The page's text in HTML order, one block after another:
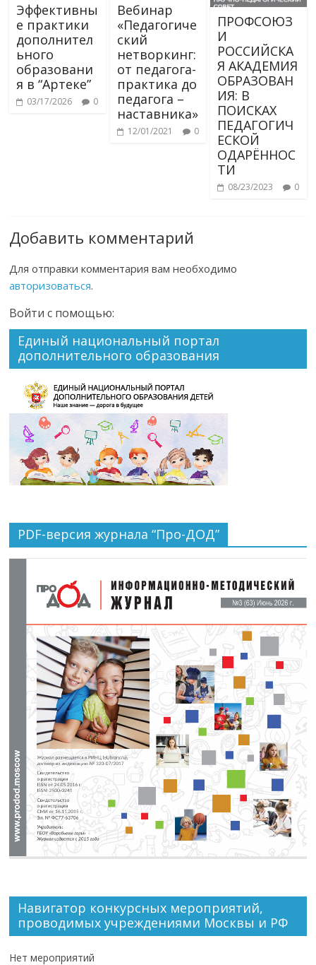
Эффективны
е практики
дополнител
ьного
образовани
я в “Артеке”
03/17/2026 0
Вебинар
«Педагогиче
ский
нетворкинг:
от педагога-
практика до
педагога –
наставника»
12/01/2021 0
ПРОФСОЮЗ
И
РОССИЙСКА
Я АКАДЕМИЯ
ОБРАЗОВАН
ИЯ: В
ПОИСКАХ
ПЕДАГОГИЧ
ЕСКОЙ
ОДАРЁННОС
ТИ
08/23/2023 0
Добавить комментарий
Для отправки комментария вам необходимо
авторизоваться.
Войти с помощью:
Единый национальный портал
дополнительного образования
PDF-версия журнала “Про-ДОД”
Навигатор конкурсных мероприятий,
проводимых учреждениями Москвы и РФ
Нет мероприятий